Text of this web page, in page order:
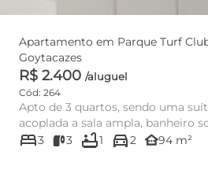
Apartamento em Parque Turf Club - Campos
Goytacazes
R$ 2.400 /aluguel
Cód: 264
Apto de 3 quartos, sendo uma
acoplada a sala ampla, banheiro
serviço, cozinha,...
bed3 3 bathtub1 directions_car2 other_houses94 m²